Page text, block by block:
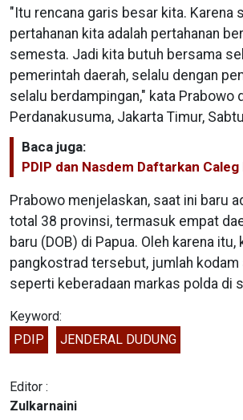
"Itu rencana garis besar kita. Karena
pertahanan kita adalah pertahanan
semesta. Jadi kita butuh bersama
pemerintah daerah, selalu dengan
selalu berdampingan," kata Prabowo
Perdanakusuma, Jakarta Timur,
Baca juga:
PDIP dan Nasdem Daftarkan Caleg
Prabowo menjelaskan, saat ini baru
total 38 provinsi, termasuk empat
baru (DOB) di Papua. Oleh karena itu,
pangkostrad tersebut, jumlah kodam
seperti keberadaan markas polda di
Keyword:
PDIP
JENDERAL DUDUNG
Editor :
Zulkarnaini